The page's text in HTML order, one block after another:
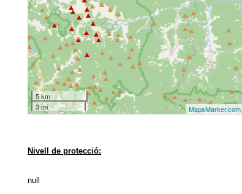
5 km
3 mi
MapsMarker.com
Nivell de protecció:
null